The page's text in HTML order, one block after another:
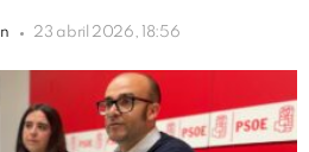
23 abril 2026, 18:56